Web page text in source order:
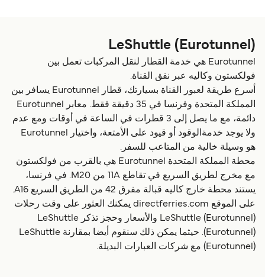
LeShuttle (Eurotunnel)
Eurotunnel هي خدمة القطار لنقل المركبات تعمل بين
فولكستون وكاليه عبر نفق القناة.
أسرع طريقة لعبور القناة بسيارتك، قطار Eurotunnel يسافر بين
المملكة المتحدة وفرنسا في 35 دقيقة فقط. معابر Eurotunnel
دائمة، مع ما يصل إلى 3 قطرات في الساعة في أوقات ومع عدم
ولا يوجد خدمةالوقود أو قيود على الأمتعة، واختيار Eurotunnel
هو وسيلة خالية من المتاعب للسفر.
محطة المملكة المتحدة Eurotunnel هي بالقرب من فولكستون
مع مخرج لطريق السريع في تقاطع 11A من M20. في فرنسا،
يستند محطة خارج كاليه قبالة مفرق 42 من الطريق السريع A16.
على الموقع directferries.com يمكنك العثور على وقت رحلات
LeShuttle (Eurotunnel) والأسعار وحجز تذكر LeShuttle
(Eurotunnel). حيثما يمكن ذلك سنقوم أيضا بمقارنة LeShuttle
(Eurotunnel) مع شركات العبارات البديلة.